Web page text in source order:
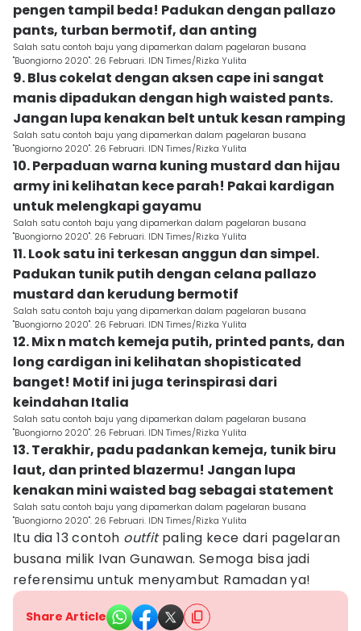
pengen tampil beda! Padukan dengan pallazo
pants, turban bermotif, dan anting
Salah satu contoh baju yang dipamerkan dalam pagelaran busana
"Buongiorno 2020". 26 Februari. IDN Times/Rizka Yulita
9. Blus cokelat dengan aksen cape ini sangat
manis dipadukan dengan high waisted pants.
Jangan lupa kenakan belt untuk kesan ramping
Salah satu contoh baju yang dipamerkan dalam pagelaran busana
"Buongiorno 2020". 26 Februari. IDN Times/Rizka Yulita
10. Perpaduan warna kuning mustard dan hijau
army ini kelihatan kece parah! Pakai kardigan
untuk melengkapi gayamu
Salah satu contoh baju yang dipamerkan dalam pagelaran busana
"Buongiorno 2020". 26 Februari. IDN Times/Rizka Yulita
11. Look satu ini terkesan anggun dan simpel.
Padukan tunik putih dengan celana pallazo
mustard dan kerudung bermotif
Salah satu contoh baju yang dipamerkan dalam pagelaran busana
"Buongiorno 2020". 26 Februari. IDN Times/Rizka Yulita
12. Mix n match kemeja putih, printed pants, dan
long cardigan ini kelihatan shopisticated
banget! Motif ini juga terinspirasi dari
keindahan Italia
Salah satu contoh baju yang dipamerkan dalam pagelaran busana
"Buongiorno 2020". 26 Februari. IDN Times/Rizka Yulita
13. Terakhir, padu padankan kemeja, tunik biru
laut, dan printed blazermu! Jangan lupa
kenakan mini waisted bag sebagai statement
Salah satu contoh baju yang dipamerkan dalam pagelaran busana
"Buongiorno 2020". 26 Februari. IDN Times/Rizka Yulita
Itu dia 13 contoh outfitpaling kece dari pagelaran
busana milik Ivan Gunawan. Semoga bisa jadi
referensimu untuk menyambut Ramadan ya!
Share Article